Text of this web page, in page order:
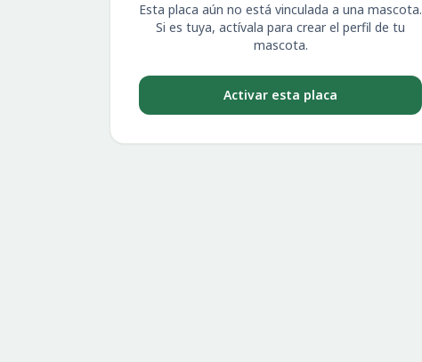
Esta placa aún no está vinculada a una mascota.
Si es tuya, actívala para crear el perfil de tu
mascota.
Activar esta placa